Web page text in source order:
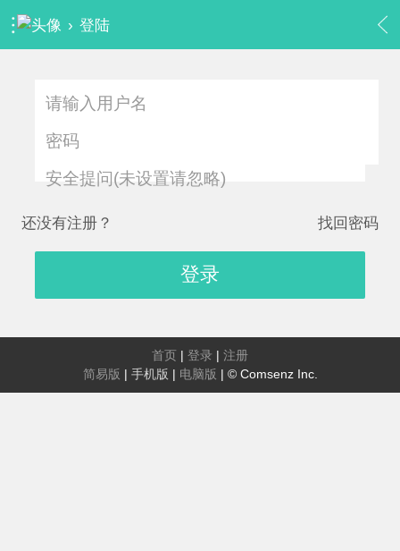
› 登陆
安全提问(未设置请忽略)
还没有注册？ 找回密码
登录
首页 | 登录 | 注册
简易版 | 手机版 | 电脑版 | © Comsenz Inc.